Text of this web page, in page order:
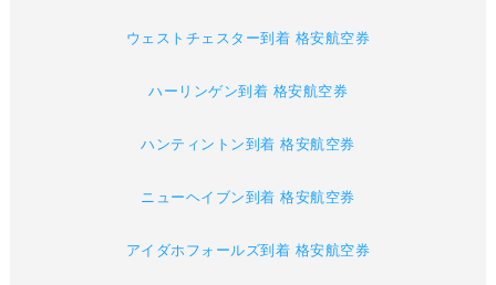
ウェストチェスター到着 格安航空券
ハーリンゲン到着 格安航空券
ハンティントン到着 格安航空券
ニューヘイブン到着 格安航空券
アイダホフォールズ到着 格安航空券